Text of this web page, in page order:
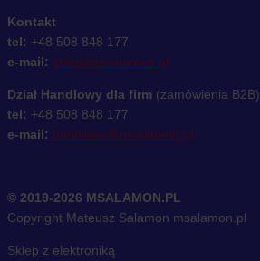
Kontakt
tel: +48 508 848 177
e-mail: sklep@msalamon.pl
Dział Handlowy dla firm (zamówienia B2B)
tel: +48 508 848 177
e-mail: handlowy@msalamon.pl
© 2019-2026 MSALAMON.PL
Copyright Mateusz Salamon msalamon.pl
Sklep z elektroniką